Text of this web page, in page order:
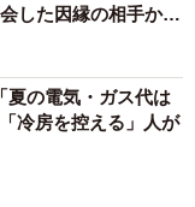
した因縁の相手から
夏の電気・ガス代は
冷房を控える」人が